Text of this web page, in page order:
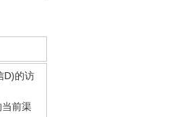
D)的访
前渠